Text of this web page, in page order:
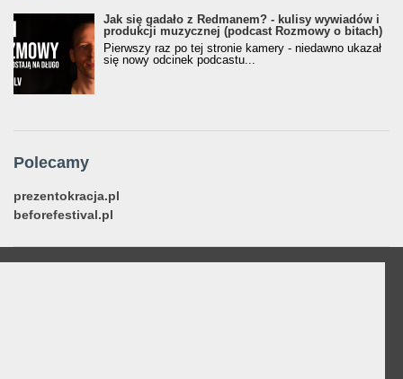
Jak się gadało z Redmanem? - kulisy wywiadów i
produkcji muzycznej (podcast Rozmowy o bitach)
Pierwszy raz po tej stronie kamery - niedawno ukazał
się nowy odcinek podcastu...
Polecamy
prezentokracja.pl
beforefestival.pl